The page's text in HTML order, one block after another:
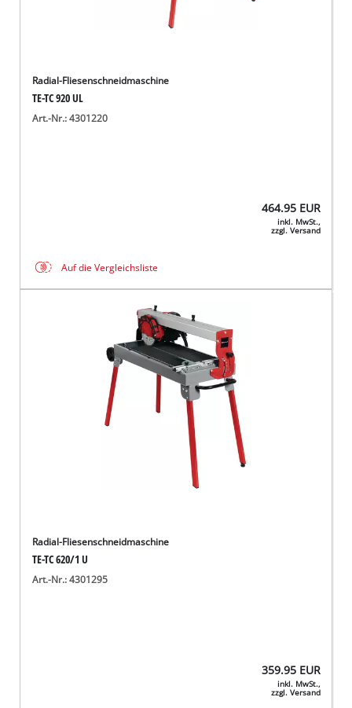
Radial-Fliesenschneidmaschine
TE-TC 920 UL
Art.-Nr.: 4301220
464.95 EUR
inkl. MwSt.,
zzgl. Versand
Auf die Vergleichsliste
Radial-Fliesenschneidmaschine
TE-TC 620/1 U
Art.-Nr.: 4301295
359.95 EUR
inkl. MwSt.,
zzgl. Versand